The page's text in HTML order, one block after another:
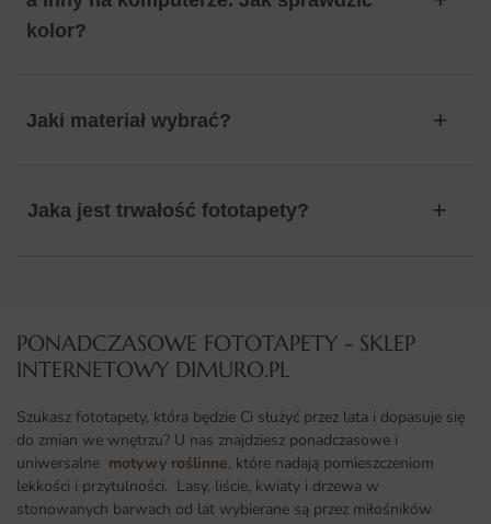
kolor?
Jaki materiał wybrać?
Jaka jest trwałość fototapety?
PONADCZASOWE FOTOTAPETY - SKLEP
INTERNETOWY DIMURO.PL​
Szukasz fototapety, która będzie Ci służyć przez lata i dopasuje się
do zmian we wnętrzu? U nas znajdziesz ponadczasowe i
uniwersalne motywy roślinne, które nadają pomieszczeniom
lekkości i przytulności. Lasy, liście, kwiaty i drzewa w
stonowanych barwach od lat wybierane są przez miłośników